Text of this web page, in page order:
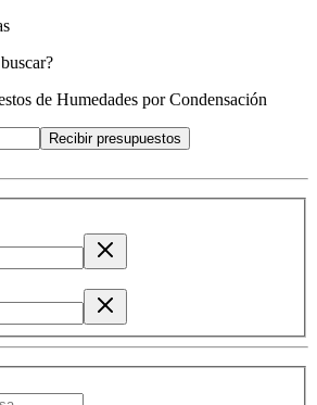
de Humedades por Condensación
Recibir presupuestos